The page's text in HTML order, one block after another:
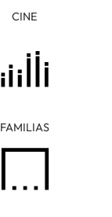
CINE
FAMILIAS